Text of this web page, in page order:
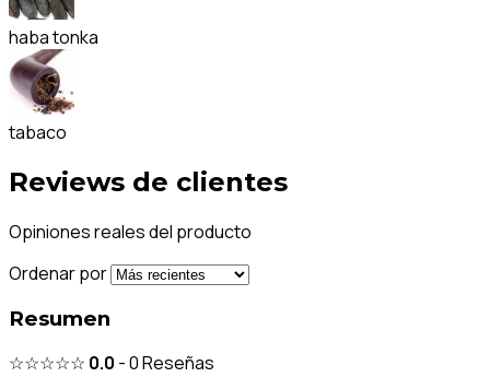
haba tonka
tabaco
Reviews de clientes
Opiniones reales del producto
Ordenar por
Resumen
☆☆☆☆☆ 0.0 -0Reseñas